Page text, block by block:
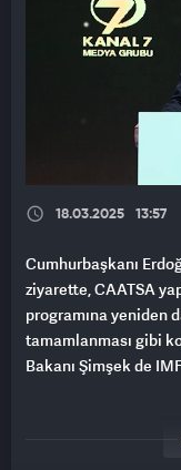
18.03.2025 13:57
Cumhurbaşkanı
ziyarette, CAATSA
programına yeniden
tamamlanması gibi
Bakanı Şimşek de